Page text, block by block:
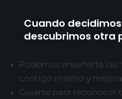
Cuando
descubrimos otra
Podemos enseñarte
contigo mismo y
Guiarte para reconocer